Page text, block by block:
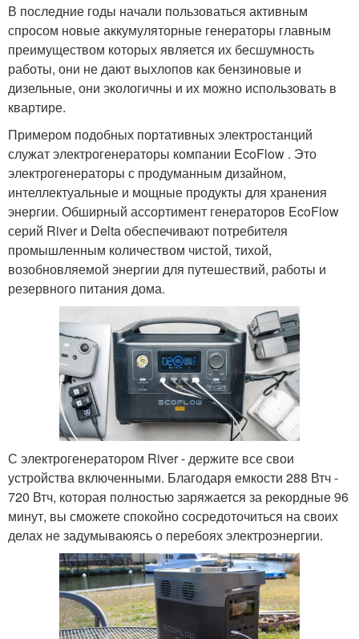
В последние годы начали пользоваться активным
спросом новые аккумуляторные генераторы главным
преимуществом которых является их бесшумность
работы, они не дают выхлопов как бензиновые и
дизельные, они экологичны и их можно использовать в
квартире.
Примером подобных портативных электростанций
служат электрогенераторы компании EcoFlow . Это
электрогенераторы с продуманным дизайном,
интеллектуальные и мощные продукты для хранения
энергии. Обширный ассортимент генераторов EcoFlow
серий River и Delta обеспечивают потребителя
промышленным количеством чистой, тихой,
возобновляемой энергии для путешествий, работы и
резервного питания дома.
С электрогенератором River - держите все свои
устройства включенными. Благодаря емкости 288 Втч -
720 Втч, которая полностью заряжается за рекордные 96
минут, вы сможете спокойно сосредоточиться на своих
делах не задумываюясь о перебоях электроэнергии.